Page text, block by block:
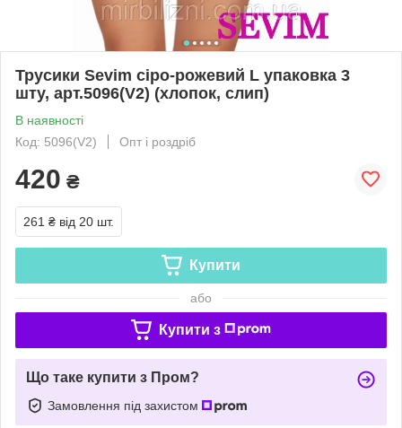
Трусики Sevim сіро-рожевий L упаковка 3
шту, арт.5096(V2) (хлопок, слип)
В наявності
Код: 5096(V2)
Опт і роздріб
420 ₴
261 ₴ від 20 шт.
Купити
або
Купити з
Що таке купити з Пром?
Замовлення під захистом